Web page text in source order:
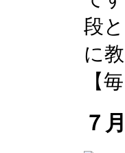
段
に
【
７